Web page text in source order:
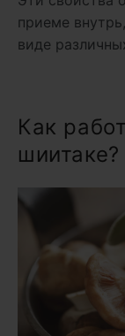
приеме
виде
Как
шиитаке?